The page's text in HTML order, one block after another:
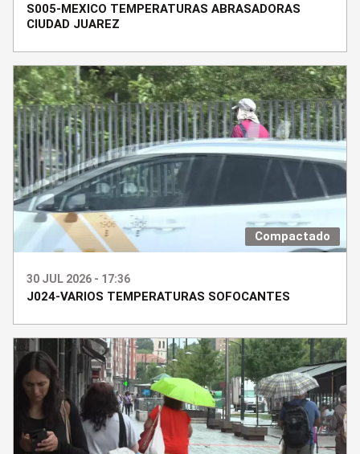
S005-MEXICO TEMPERATURAS ABRASADORAS
CIUDAD JUAREZ
Compactado
30 JUL 2026 - 17:36
J024-VARIOS TEMPERATURAS SOFOCANTES